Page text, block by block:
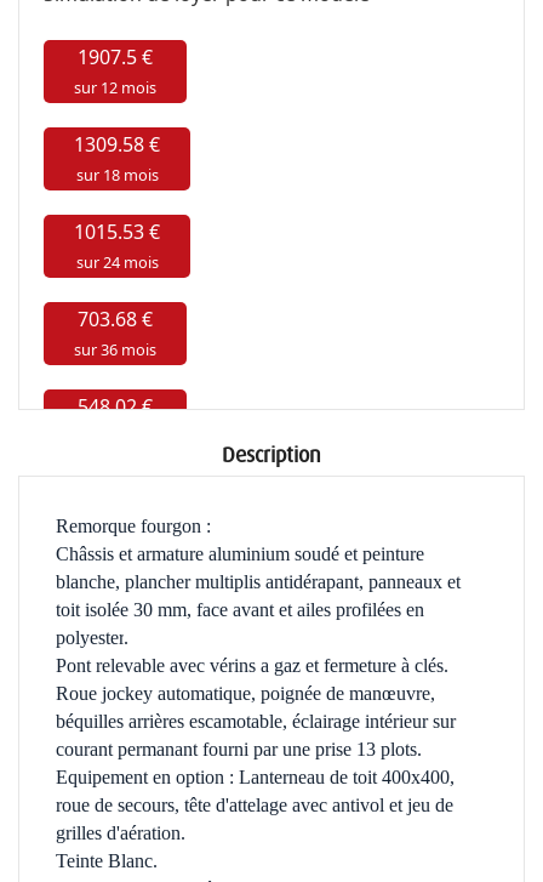
Description
Remorque fourgon :
Châssis et armature aluminium soudé et peinture
blanche, plancher multiplis antidérapant, panneaux et
toit isolée 30 mm, face avant et ailes profilées en
polyester.
Pont relevable avec vérins a gaz et fermeture à clés.
Roue jockey automatique, poignée de manœuvre,
béquilles arrières escamotable, éclairage intérieur sur
courant permanant fourni par une prise 13 plots.
Equipement en option : Lanterneau de toit 400x400,
roue de secours, tête d'attelage avec antivol et jeu de
grilles d'aération.
Teinte Blanc.